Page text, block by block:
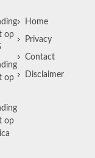
op
op
op
Home
Privacy
Contact
Disclaimer